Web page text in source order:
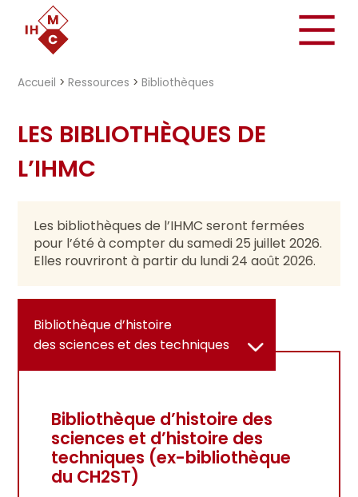
Accueil >Ressources >Bibliothèques
LES BIBLIOTHÈQUES DE
L’IHMC
Les bibliothèques de l’IHMC seront fermées
pour l’été à compter du samedi 25 juillet 2026.
Elles rouvriront à partir du lundi 24 août 2026.
Bibliothèque d’histoire
des sciences et des techniques
Bibliothèque d’histoire des
sciences et d’histoire des
techniques (ex-bibliothèque
du CH2ST)